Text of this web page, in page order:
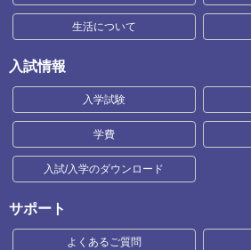
生活について
入試情報
入学試験
学費
入試/入学のダウンロード
サポート
よくあるご質問